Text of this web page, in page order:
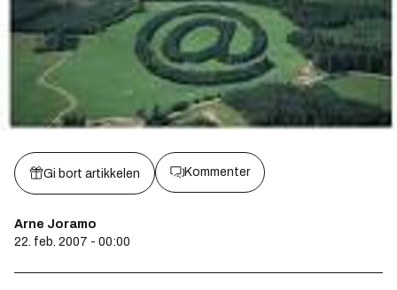
Gi bort artikkelen Kommenter
Arne Joramo
22. feb. 2007 - 00:00